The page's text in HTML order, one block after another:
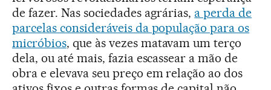
de fazer. Nas sociedades agrárias, a perda de
parcelas consideráveis da população para os
micróbios, que às vezes matavam um terço
dela, ou até mais, fazia escassear a mão de
obra e elevava seu preço em relação ao dos